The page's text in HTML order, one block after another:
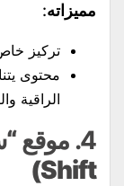
مميزاته:
تركيز
محتوى
الراقية
4.
Shift)